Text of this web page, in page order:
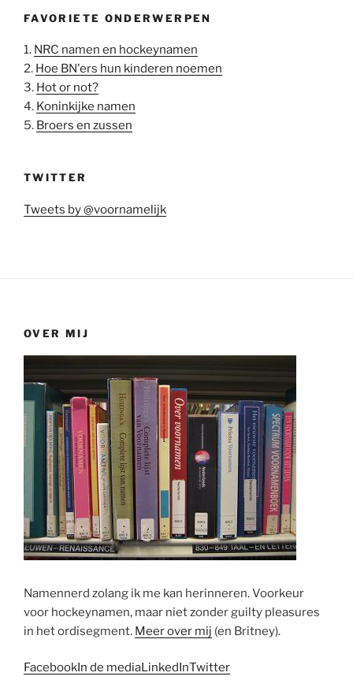
FAVORIETE ONDERWERPEN
1. NRC namen en hockeynamen
2. Hoe BN'ers hun kinderen noemen
3. Hot or not?
4. Koninkijke namen
5. Broers en zussen
TWITTER
Tweets by @voornamelijk
OVER MIJ
Namennerd zolang ik me kan herinneren. Voorkeur
voor hockeynamen, maar niet zonder guilty pleasures
in het ordisegment. Meer over mij (en Britney).
FacebookIn de mediaLinkedInTwitter